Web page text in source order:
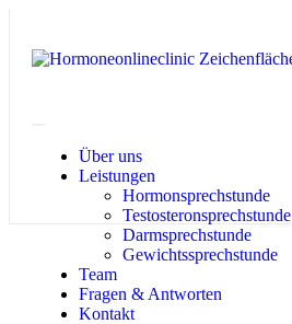
Über uns
Leistungen
Hormonsprechstunde
Testosteronsprechstunde
Darmsprechstunde
Gewichtssprechstunde
Team
Fragen & Antworten
Kontakt